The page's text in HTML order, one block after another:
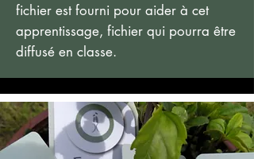
fichier est fourni pour aider à cet
apprentissage, fichier qui pourra être
diffusé en classe.